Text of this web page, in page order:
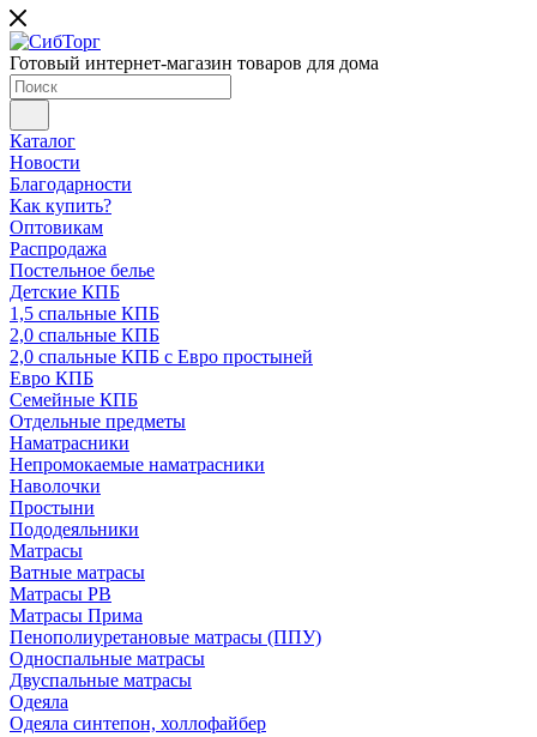
Готовый интернет-магазин товаров для дома
Каталог
Новости
Благодарности
Как купить?
Оптовикам
Распродажа
Постельное белье
Детские КПБ
1,5 спальные КПБ
2,0 спальные КПБ
2,0 спальные КПБ с Евро простыней
Евро КПБ
Семейные КПБ
Отдельные предметы
Наматрасники
Непромокаемые наматрасники
Наволочки
Простыни
Пододеяльники
Матрасы
Ватные матрасы
Матрасы РВ
Матрасы Прима
Пенополиуретановые матрасы (ППУ)
Односпальные матрасы
Двуспальные матрасы
Одеяла
Одеяла синтепон, холлофайбер